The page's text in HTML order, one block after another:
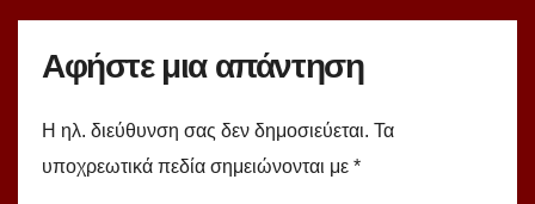
Αφήστε μια απάντηση
Η ηλ. διεύθυνση σας δεν δημοσιεύεται. Τα
υποχρεωτικά πεδία σημειώνονται με *